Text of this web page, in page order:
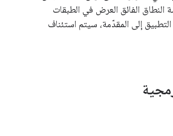
النطاق الفائق العرض في الطبقات
إلى المقدّمة، سيتم استئناف